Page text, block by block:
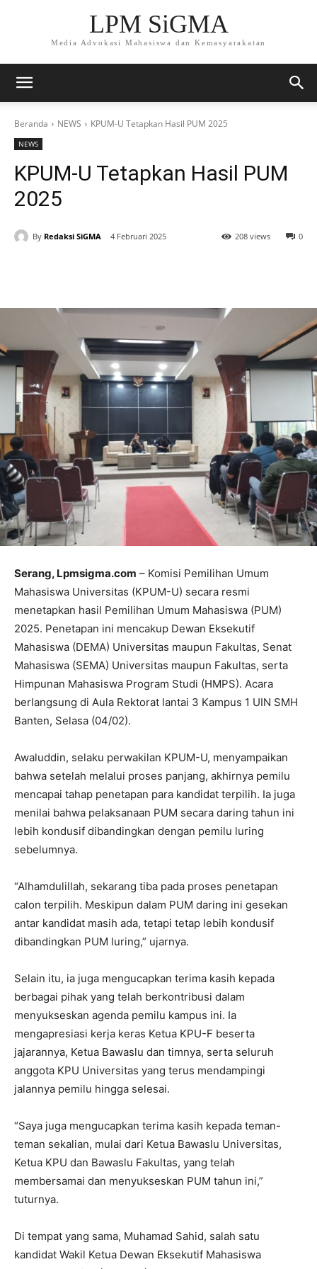
LPM SiGMA
Media Advokasi Mahasiswa dan Kemasyarakatan
Beranda NEWS KPUM-U Tetapkan Hasil PUM 2025
NEWS
KPUM-U Tetapkan Hasil PUM
2025
By Redaksi SiGMA 4 Februari 2025 0
208 views
Serang, Lpmsigma.com – Komisi Pemilihan Umum
Mahasiswa Universitas (KPUM-U) secara resmi
menetapkan hasil Pemilihan Umum Mahasiswa (PUM)
2025. Penetapan ini mencakup Dewan Eksekutif
Mahasiswa (DEMA) Universitas maupun Fakultas, Senat
Mahasiswa (SEMA) Universitas maupun Fakultas, serta
Himpunan Mahasiswa Program Studi (HMPS). Acara
berlangsung di Aula Rektorat lantai 3 Kampus 1 UIN SMH
Banten, Selasa (04/02).
Awaluddin, selaku perwakilan KPUM-U, menyampaikan
bahwa setelah melalui proses panjang, akhirnya pemilu
mencapai tahap penetapan para kandidat terpilih. Ia juga
menilai bahwa pelaksanaan PUM secara daring tahun ini
lebih kondusif dibandingkan dengan pemilu luring
sebelumnya.
“Alhamdulillah, sekarang tiba pada proses penetapan
calon terpilih. Meskipun dalam PUM daring ini gesekan
antar kandidat masih ada, tetapi tetap lebih kondusif
dibandingkan PUM luring,” ujarnya.
Selain itu, ia juga mengucapkan terima kasih kepada
berbagai pihak yang telah berkontribusi dalam
menyukseskan agenda pemilu kampus ini. Ia
mengapresiasi kerja keras Ketua KPU-F beserta
jajarannya, Ketua Bawaslu dan timnya, serta seluruh
anggota KPU Universitas yang terus mendampingi
jalannya pemilu hingga selesai.
“Saya juga mengucapkan terima kasih kepada teman-
teman sekalian, mulai dari Ketua Bawaslu Universitas,
Ketua KPU dan Bawaslu Fakultas, yang telah
membersamai dan menyukseskan PUM tahun ini,”
tuturnya.
Di tempat yang sama, Muhamad Sahid, salah satu
kandidat Wakil Ketua Dewan Eksekutif Mahasiswa